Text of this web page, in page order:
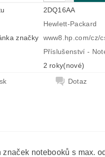
2DQ16AA
Hewlett-Packard
značky
www8.hp.com/cz/
Příslušenství -
2 roky(nové)
Dotaz
notebooků s max.